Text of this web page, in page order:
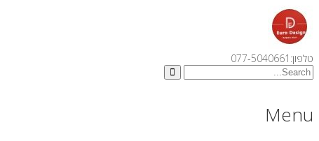
טלפון:077-5040661
Menu